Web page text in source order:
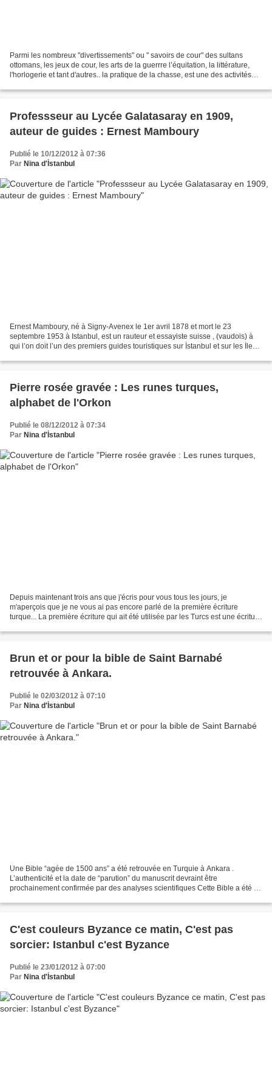
Parmi les nombreux "divertissements" ou " savoirs de cour" des sultans
ottomans, les jeux de cour, les arts de la guerrre l’équitation, la littérature,
l'horlogerie et tant d'autres.. la pratique de la chasse, est une des activités
Professseur au Lycée Galatasaray en 1909,
auteur de guides : Ernest Mamboury
Publié le 10/12/2012 à 07:36
Par Nina d'İstanbul
Ernest Mamboury, né à Signy-Avenex le 1er avril 1878 et mort le 23
septembre 1953 à Istanbul, est un rauteur et essayiste suisse , (vaudois) à
qui l’on doit l’un des premiers guides touristiques sur İstanbul et sur les İles
Pierre rosée gravée : Les runes turques,
alphabet de l'Orkon
Publié le 08/12/2012 à 07:34
Par Nina d'İstanbul
Depuis maintenant trois ans que j'écris pour vous tous les jours, je
m'aperçois que je ne vous ai pas encore parlé de la première écriture
turque... La première écriture qui ait été utilisée par les Turcs est une écriture
Brun et or pour la bible de Saint Barnabé
retrouvée à Ankara.
Publié le 02/03/2012 à 07:10
Par Nina d'İstanbul
Une Bible “agée de 1500 ans” a été retrouvée en Turquie à Ankara .
L’authenticité et la date de “parution” du manuscrit devraint être
prochainement confirmée par des analyses scientifiques Cette Bible a été en
C'est couleurs Byzance ce matin, C'est pas
sorcier: Istanbul c'est Byzance
Publié le 23/01/2012 à 07:00
Par Nina d'İstanbul